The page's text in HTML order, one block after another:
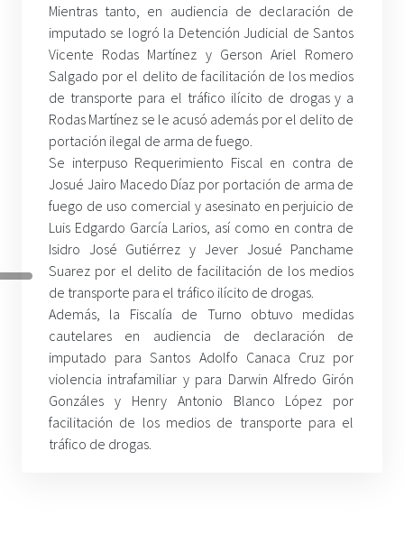
Mientras tanto, en audiencia de declaración de
imputado se logró la Detención Judicial de Santos
Vicente Rodas Martínez y Gerson Ariel Romero
Salgado por el delito de facilitación de los medios
de transporte para el tráfico ilícito de drogas y a
Rodas Martínez se le acusó además por el delito de
portación ilegal de arma de fuego.
Se interpuso Requerimiento Fiscal en contra de
Josué Jairo Macedo Díaz por portación de arma de
fuego de uso comercial y asesinato en perjuicio de
Luis Edgardo García Larios, así como en contra de
Isidro José Gutiérrez y Jever Josué Panchame
Suarez por el delito de facilitación de los medios
de transporte para el tráfico ilícito de drogas.
Además, la Fiscalía de Turno obtuvo medidas
cautelares en audiencia de declaración de
imputado para Santos Adolfo Canaca Cruz por
violencia intrafamiliar y para Darwin Alfredo Girón
Gonzáles y Henry Antonio Blanco López por
facilitación de los medios de transporte para el
tráfico de drogas.